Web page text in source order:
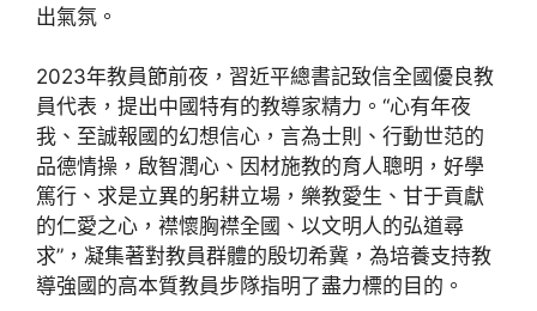
出氣氛。
2023年教員節前夜，習近平總書記致信全國優良教
員代表，提出中國特有的教導家精力。“心有年夜
我、至誠報國的幻想信心，言為士則、行動世范的
品德情操，啟智潤心、因材施教的育人聰明，好學
篤行、求是立異的躬耕立場，樂教愛生、甘于貢獻
的仁愛之心，襟懷胸襟全國、以文明人的弘道尋
求”，凝集著對教員群體的殷切希冀，為培養支持教
導強國的高本質教員步隊指明了盡力標的目的。